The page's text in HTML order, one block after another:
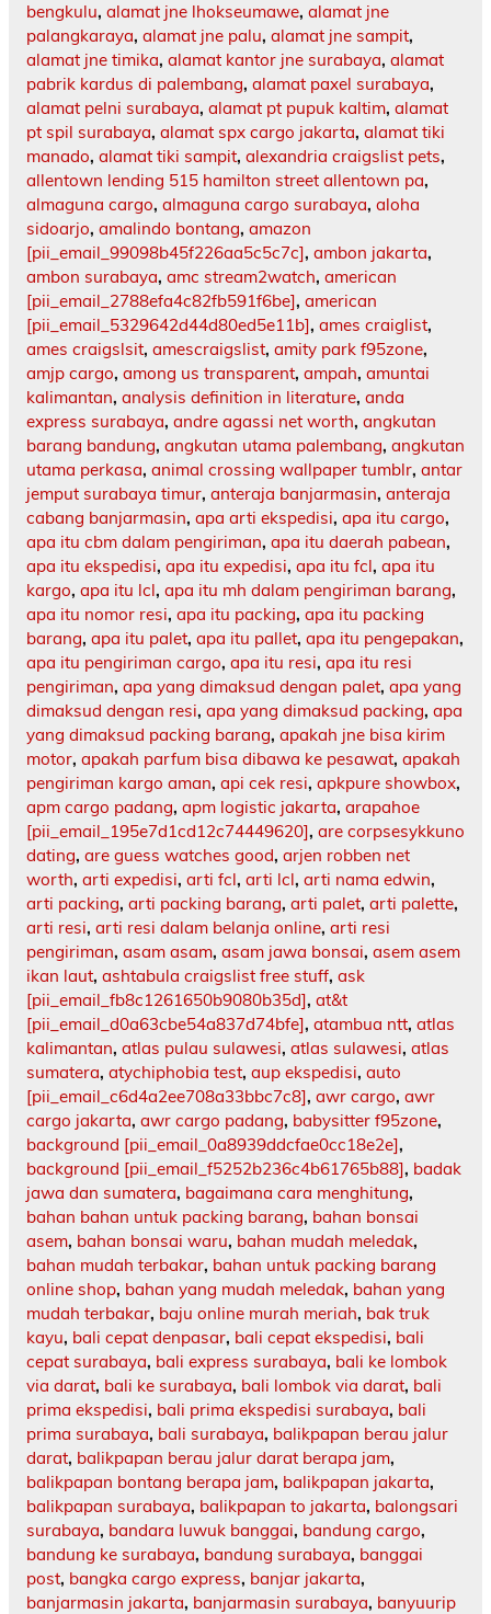
bengkulu, alamat jne lhokseumawe, alamat jne
palangkaraya, alamat jne palu, alamat jne sampit,
alamat jne timika, alamat kantor jne surabaya, alamat
pabrik kardus di palembang, alamat paxel surabaya,
alamat pelni surabaya, alamat pt pupuk kaltim, alamat
pt spil surabaya, alamat spx cargo jakarta, alamat tiki
manado, alamat tiki sampit, alexandria craigslist pets,
allentown lending 515 hamilton street allentown pa,
almaguna cargo, almaguna cargo surabaya, aloha
sidoarjo, amalindo bontang, amazon
[pii_email_99098b45f226aa5c5c7c], ambon jakarta,
ambon surabaya, amc stream2watch, american
[pii_email_2788efa4c82fb591f6be], american
[pii_email_5329642d44d80ed5e11b], ames craiglist,
ames craigslsit, amescraigslist, amity park f95zone,
amjp cargo, among us transparent, ampah, amuntai
kalimantan, analysis definition in literature, anda
express surabaya, andre agassi net worth, angkutan
barang bandung, angkutan utama palembang, angkutan
utama perkasa, animal crossing wallpaper tumblr, antar
jemput surabaya timur, anteraja banjarmasin, anteraja
cabang banjarmasin, apa arti ekspedisi, apa itu cargo,
apa itu cbm dalam pengiriman, apa itu daerah pabean,
apa itu ekspedisi, apa itu expedisi, apa itu fcl, apa itu
kargo, apa itu lcl, apa itu mh dalam pengiriman barang,
apa itu nomor resi, apa itu packing, apa itu packing
barang, apa itu palet, apa itu pallet, apa itu pengepakan,
apa itu pengiriman cargo, apa itu resi, apa itu resi
pengiriman, apa yang dimaksud dengan palet, apa yang
dimaksud dengan resi, apa yang dimaksud packing, apa
yang dimaksud packing barang, apakah jne bisa kirim
motor, apakah parfum bisa dibawa ke pesawat, apakah
pengiriman kargo aman, api cek resi, apkpure showbox,
apm cargo padang, apm logistic jakarta, arapahoe
[pii_email_195e7d1cd12c74449620], are corpsesykkuno
dating, are guess watches good, arjen robben net
worth, arti expedisi, arti fcl, arti lcl, arti nama edwin,
arti packing, arti packing barang, arti palet, arti palette,
arti resi, arti resi dalam belanja online, arti resi
pengiriman, asam asam, asam jawa bonsai, asem asem
ikan laut, ashtabula craigslist free stuff, ask
[pii_email_fb8c1261650b9080b35d], at&t
[pii_email_d0a63cbe54a837d74bfe], atambua ntt, atlas
kalimantan, atlas pulau sulawesi, atlas sulawesi, atlas
sumatera, atychiphobia test, aup ekspedisi, auto
[pii_email_c6d4a2ee708a33bbc7c8], awr cargo, awr
cargo jakarta, awr cargo padang, babysitter f95zone,
background [pii_email_0a8939ddcfae0cc18e2e],
background [pii_email_f5252b236c4b61765b88], badak
jawa dan sumatera, bagaimana cara menghitung,
bahan bahan untuk packing barang, bahan bonsai
asem, bahan bonsai waru, bahan mudah meledak,
bahan mudah terbakar, bahan untuk packing barang
online shop, bahan yang mudah meledak, bahan yang
mudah terbakar, baju online murah meriah, bak truk
kayu, bali cepat denpasar, bali cepat ekspedisi, bali
cepat surabaya, bali express surabaya, bali ke lombok
via darat, bali ke surabaya, bali lombok via darat, bali
prima ekspedisi, bali prima ekspedisi surabaya, bali
prima surabaya, bali surabaya, balikpapan berau jalur
darat, balikpapan berau jalur darat berapa jam,
balikpapan bontang berapa jam, balikpapan jakarta,
balikpapan surabaya, balikpapan to jakarta, balongsari
surabaya, bandara luwuk banggai, bandung cargo,
bandung ke surabaya, bandung surabaya, banggai
post, bangka cargo express, banjar jakarta,
banjarmasin jakarta, banjarmasin surabaya, banyuurip